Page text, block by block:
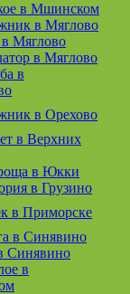
в Мшинском
в Мяглово
Мяглово
в Мяглово
в
в Орехово
в Верхних
в Юкки
в Грузино
в Приморске
в Синявино
Синявино
в